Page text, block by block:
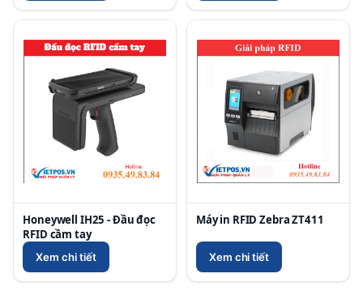
Honeywell IH25 - Đầu đọc
RFID cầm tay
Xem chi tiết
Máy in RFID Zebra ZT411
Xem chi tiết